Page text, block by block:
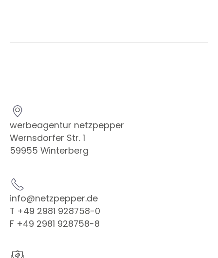
werbeagentur netzpepper
Wernsdorfer Str. 1
59955 Winterberg
info@netzpepper.de
T +49 2981 928758-0
F +49 2981 928758-8